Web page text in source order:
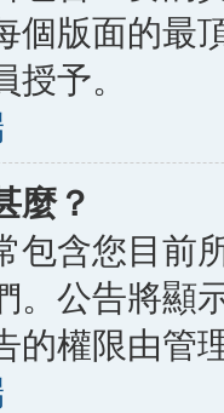
個版面的最
授予。
麼？
包含您目前
。公告將顯
的權限由管